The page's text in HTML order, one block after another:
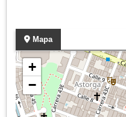
Mapa
+
−